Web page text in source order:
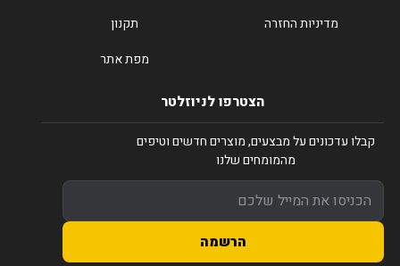
מדיניות החזרה
תקנון
מפת אתר
הצטרפו לניוזלטר
קבלו עדכונים על מבצעים, מוצרים חדשים וטיפים
מהמומחים שלנו
הרשמה